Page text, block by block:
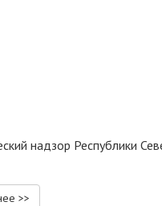
надзор Республики
>>